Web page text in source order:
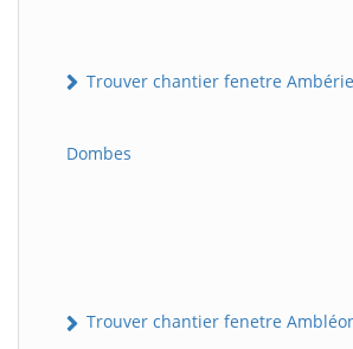
Trouver chantier fenetre
Dombes
Trouver chantier fenetre